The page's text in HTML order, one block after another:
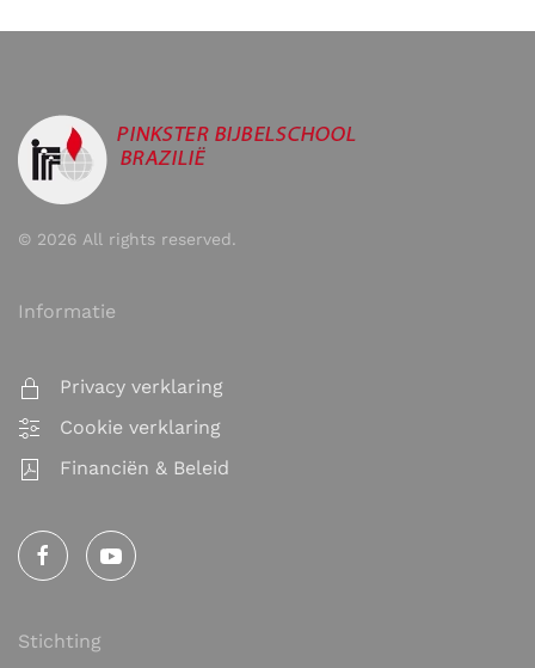
© 2026 All rights reserved.
Informatie
Privacy verklaring
Cookie verklaring
Financiën & Beleid
Stichting